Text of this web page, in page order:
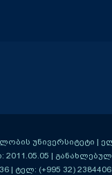
უნივერსიტეტი |
|
| ტელ: (+995 32)